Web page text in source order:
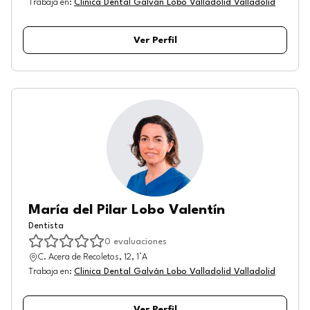
Trabaja en: Clinica Dental Galván Lobo Valladolid Valladolid
Ver Perfil
María del Pilar Lobo Valentín
Dentista
0 evaluaciones
C. Acera de Recoletos, 12, 1°A
Trabaja en: Clinica Dental Galván Lobo Valladolid Valladolid